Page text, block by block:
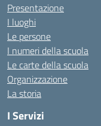
Presentazione
I luoghi
Le persone
I numeri della scuola
Le carte della scuola
Organizzazione
La storia
I Servizi